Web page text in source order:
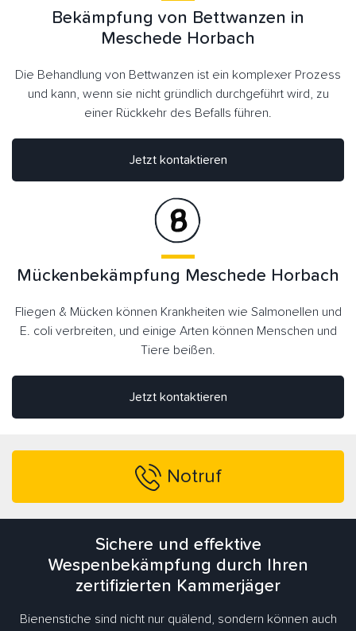
Bekämpfung von Bettwanzen in
Meschede Horbach
Die Behandlung von Bettwanzen ist ein komplexer Prozess
und kann, wenn sie nicht gründlich durchgeführt wird, zu
einer Rückkehr des Befalls führen.
Jetzt kontaktieren
Jetzt kontaktieren
Mückenbekämpfung Meschede Horbach
Fliegen & Mücken können Krankheiten wie Salmonellen und
E. coli verbreiten, und einige Arten können Menschen und
Tiere beißen.
Notruf
Sichere und effektive
Wespenbekämpfung durch Ihren
zertifizierten Kammerjäger
Bienenstiche sind nicht nur quälend, sondern können auch